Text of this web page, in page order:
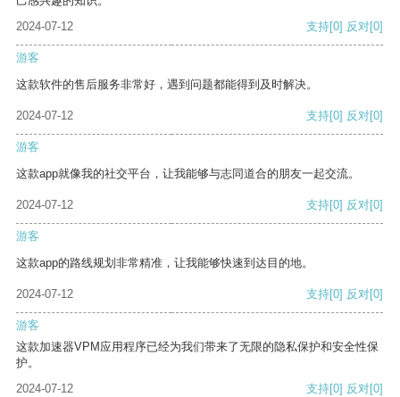
2024-07-12
支持[0] 反对[0]
游客
这款软件的售后服务非常好，遇到问题都能得到及时解决。
2024-07-12 支持[0] 反对[0]
游客
这款app就像我的社交平台，让我能够与志同道合的朋友一起交流。
2024-07-12 支持[0] 反对[0]
游客
这款app的路线规划非常精准，让我能够快速到达目的地。
2024-07-12 支持[0] 反对[0]
游客
这款加速器VPM应用程序已经为我们带来了无限的隐私保护和安全性保
护。
2024-07-12
支持[0] 反对[0]